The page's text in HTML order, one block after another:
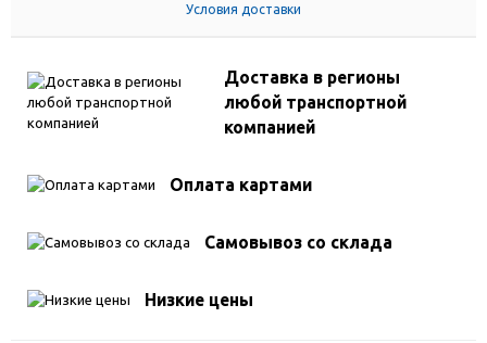
Условия доставки
Доставка в регионы
любой транспортной
компанией
Оплата картами
Самовывоз со склада
Низкие цены